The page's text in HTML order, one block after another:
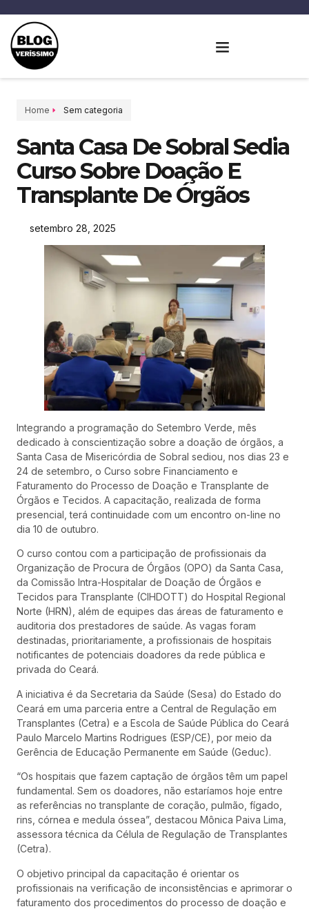
Home Sem categoria
Santa Casa De Sobral Sedia
Curso Sobre Doação E
Transplante De Órgãos
setembro 28, 2025
Integrando a programação do Setembro Verde, mês
dedicado à conscientização sobre a doação de órgãos, a
Santa Casa de Misericórdia de Sobral sediou, nos dias 23 e
24 de setembro, o Curso sobre Financiamento e
Faturamento do Processo de Doação e Transplante de
Órgãos e Tecidos. A capacitação, realizada de forma
presencial, terá continuidade com um encontro on-line no
dia 10 de outubro.
O curso contou com a participação de profissionais da
Organização de Procura de Órgãos (OPO) da Santa Casa,
da Comissão Intra-Hospitalar de Doação de Órgãos e
Tecidos para Transplante (CIHDOTT) do Hospital Regional
Norte (HRN), além de equipes das áreas de faturamento e
auditoria dos prestadores de saúde. As vagas foram
destinadas, prioritariamente, a profissionais de hospitais
notificantes de potenciais doadores da rede pública e
privada do Ceará.
A iniciativa é da Secretaria da Saúde (Sesa) do Estado do
Ceará em uma parceria entre a Central de Regulação em
Transplantes (Cetra) e a Escola de Saúde Pública do Ceará
Paulo Marcelo Martins Rodrigues (ESP/CE), por meio da
Gerência de Educação Permanente em Saúde (Geduc).
“Os hospitais que fazem captação de órgãos têm um papel
fundamental. Sem os doadores, não estaríamos hoje entre
as referências no transplante de coração, pulmão, fígado,
rins, córnea e medula óssea”, destacou Mônica Paiva Lima,
assessora técnica da Célula de Regulação de Transplantes
(Cetra).
O objetivo principal da capacitação é orientar os
profissionais na verificação de inconsistências e aprimorar o
faturamento dos procedimentos do processo de doação e